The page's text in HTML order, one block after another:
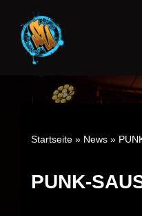
Zum
Inhalt
Startseite » News »
PUNK-